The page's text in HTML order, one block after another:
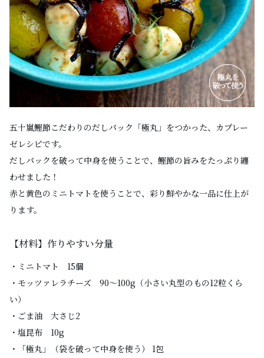
五十嵐鰹節こだわりのだしパック「極丸」をつかった、カプレー
ゼレシピです。
だしパックを破って中身を使うことで、鰹節の旨みをたっぷり纏
わせました！
赤と黄色のミニトマトを使うことで、彩り鮮やかな一品に仕上が
ります。
【材料】作りやすい分量
・ミニトマト 15個
・モッツァレラチーズ 90〜100g（小さい丸型のもの12粒くら
い）
・ごま油 大さじ2
・塩昆布 10g
・「極丸」（袋を破って中身を使う） 1包